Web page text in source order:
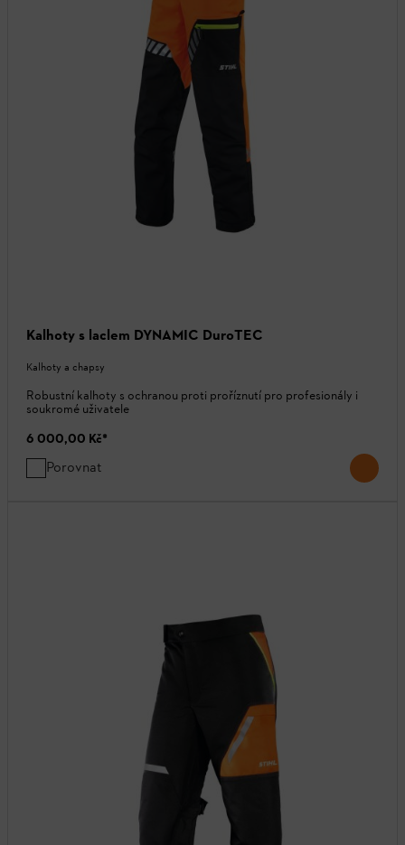
Kalhoty s laclem DYNAMIC DuroTEC
Kalhoty a chapsy
Robustní kalhoty s ochranou proti proříznutí pro profesionály i
soukromé uživatele
6 000,00 Kč*
Porovnat